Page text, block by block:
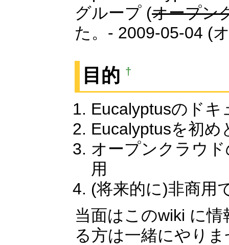
グループ (オープン
た。- 2009-05-04 (
目的 †
Eucalyptusのドキ
Eucalyptusを初
オープンクラウ
用
(将来的に)非商用
当面はこのwiki に
る方は一緒にやり